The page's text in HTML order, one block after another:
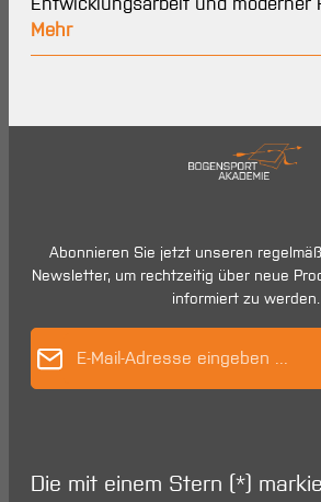
Mehr
Abonnieren Sie jetzt unseren
Newsletter, um rechtzeitig über neue
informiert zu werden.
Die mit einem Stern (*)